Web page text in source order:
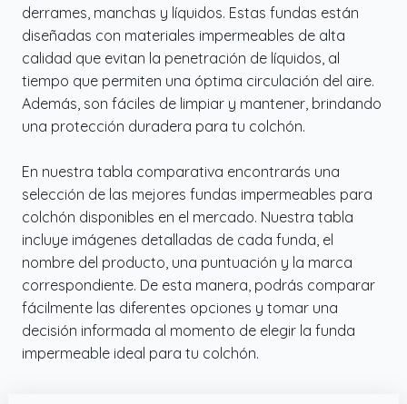
colchones de hasta 30 cm de altura.
✔️ LA SOLUCIÓN A LA MEDIDA DE SU CAMA:
Disponible en una amplia gama de tamaños,
la funda de colchón se adaptará a su cama
doble, individual, king size o queen size. No
importa el tamaño, tenemos el adecuado
derrames, manchas y líquidos. Estas fundas están
diseñadas con materiales impermeables de alta
calidad que evitan la penetración de líquidos, al
tiempo que permiten una óptima circulación del aire.
Además, son fáciles de limpiar y mantener, brindando
una protección duradera para tu colchón.
En nuestra tabla comparativa encontrarás una
selección de las mejores fundas impermeables para
colchón disponibles en el mercado. Nuestra tabla
incluye imágenes detalladas de cada funda, el
nombre del producto, una puntuación y la marca
correspondiente. De esta manera, podrás comparar
fácilmente las diferentes opciones y tomar una
decisión informada al momento de elegir la funda
impermeable ideal para tu colchón.